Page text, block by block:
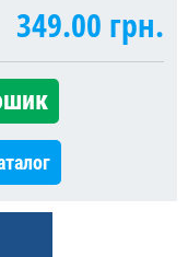
349.00 грн.